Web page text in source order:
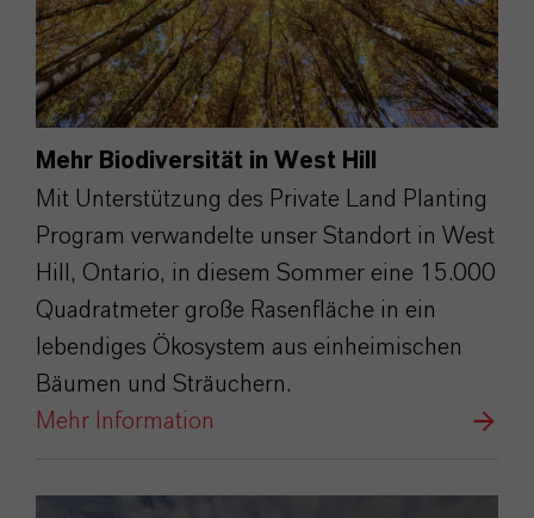
Mehr Biodiversität in West Hill
Mit Unterstützung des Private Land Planting
Program verwandelte unser Standort in West
Hill, Ontario, in diesem Sommer eine 15.000
Quadratmeter große Rasenfläche in ein
lebendiges Ökosystem aus einheimischen
Bäumen und Sträuchern.
Mehr Information